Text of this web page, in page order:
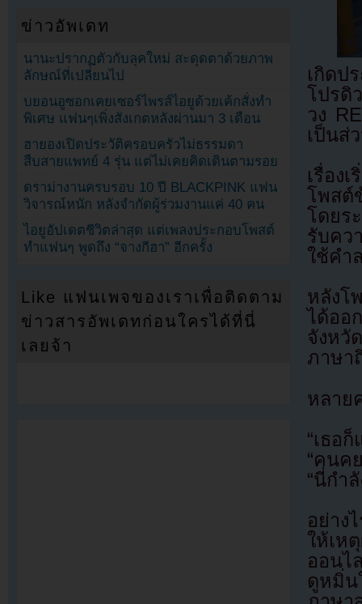
เกิดป
โปรดิ
วง
เป็นส่
เรื่อง
โพสต์
โดยร
รับคว
ใช้คำ
หลังโ
ได้ออ
จังหวั
ภาษา
หลาย
“เธอ
“คนค
“นี่กำ
อย่าง
ให้เห
ออนไ
ดูหมิ่น
ข่าวอัพเดท
นานะปรากฏตัวกับลุคใหม่ สะดุดตาด้วยภาพ
ลักษณ์ที่เปลี่ยนไป
บยอนอูซอกเคยเซอร์ไพรส์ไอยูด้วยเค้กสั่งทำ
พิเศษ แฟนๆเพิ่งสังเกตหลังผ่านมา 3 เดือน
ฮายองเปิดประวัติครอบครัวไม่ธรรมดา
สืบสายแพทย์ 4 รุ่น แต่ไม่เคยคิดเดินตามรอย
ดราม่างานครบรอบ 10 ปี BLACKPINK แฟน
วิจารณ์หนัก หลังจำกัดผู้ร่วมงานแค่ 40 คน
ไอยูอัปเดตชีวิตล่าสุด แต่เพลงประกอบโพสต์
ทำแฟนๆ พูดถึง “จางกีฮา” อีกครั้ง
Like แฟนเพจของเราเพื่อติดตาม
ข่าวสารอัพเดทก่อนใครได้ที่นี่
เลยจ้า